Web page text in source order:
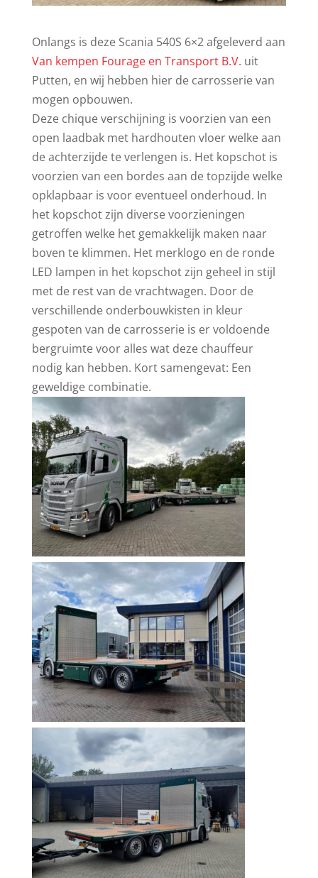
Onlangs is deze Scania 540S 6×2 afgeleverd aan
Van kempen Fourage en Transport B.V. uit
Putten, en wij hebben hier de carrosserie van
mogen opbouwen.
Deze chique verschijning is voorzien van een
open laadbak met hardhouten vloer welke aan
de achterzijde te verlengen is. Het kopschot is
voorzien van een bordes aan de topzijde welke
opklapbaar is voor eventueel onderhoud. In
het kopschot zijn diverse voorzieningen
getroffen welke het gemakkelijk maken naar
boven te klimmen. Het merklogo en de ronde
LED lampen in het kopschot zijn geheel in stijl
met de rest van de vrachtwagen. Door de
verschillende onderbouwkisten in kleur
gespoten van de carrosserie is er voldoende
bergruimte voor alles wat deze chauffeur
nodig kan hebben. Kort samengevat: Een
geweldige combinatie.